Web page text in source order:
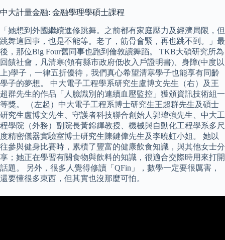
中大計量金融: 金融學理學碩士課程
「她想到外國繼續進修跳舞。之前都有家庭壓力及經濟局限，但
跳舞這回事，也是不能等。老了，筋骨會緊，再也跳不到。」最
後，那位Big Four舊同事也跑到倫敦讀舞蹈。 TKB大碩研究所為
回饋社會，凡清寒(領有縣市政府低收入戶證明書)、身障(中度以
上)學子，一律五折優待，我們真心希望清寒學子也能享有同齡
學子的夢想。 中大電子工程學系研究生盧博文先生（右）及王
超群先生的作品「人臉識別的連續血壓監控」獲頒資訊技術組一
等獎。 （左起）中大電子工程系博士研究生王超群先生及碩士
研究生盧博文先生、守護者科技聯合創始人郭瑋強先生、中大工
程學院（外務）副院長黃錦輝教授、機械與自動化工程學系多尺
度精密儀器實驗室博士研究生陳鍵偉先生及李曉虹小姐。 她以
往參與健身比賽時，累積了豐富的健康飲食知識，與其他女士分
享；她正在學習有關食物與飲料的知識，很適合交際時用來打開
話題。 另外，很多人覺得修讀「QFin」，數學一定要很厲害，
還要懂很多東西，但其實也沒那麼可怕。